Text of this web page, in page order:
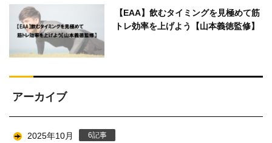
【EAA】飲むタイミングを見極めて筋
トレ効率を上げよう【山本義徳監修】
アーカイブ
2025年10月 6